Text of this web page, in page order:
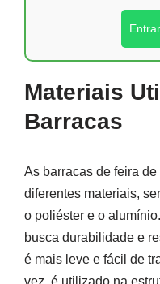
Materiais
Barracas
As barracas de feira
diferentes materiais,
o poliéster e o
busca durabilidade e
é mais leve e fácil de
vez, é utilizado na